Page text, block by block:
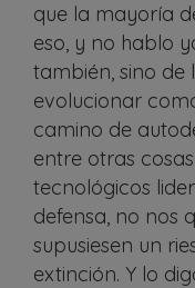
que la mayoría
eso, y no hablo
también, sino
evolucionar
camino de
entre otras
tecnológicos
defensa, no nos
supusiesen un
extinción. Y lo